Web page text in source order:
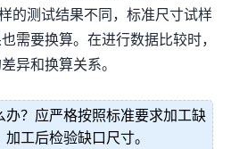
的测试结果不同，标准尺寸试样
需要换算。在进行数据比较时，
异和换算关系。
办？应严格按照标准要求加工缺
工后检验缺口尺寸。